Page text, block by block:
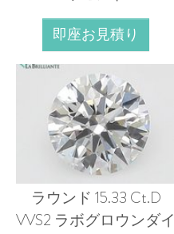
即座お見積り
ラウンド 15.33 Ct.D
VVS2 ラボグロウンダイ